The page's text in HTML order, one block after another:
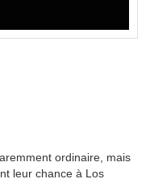
ordinaire, mais
leur chance à Los